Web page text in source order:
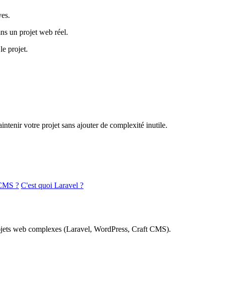
un projet web réel.
projet.
votre projet sans ajouter de complexité inutile.
? C'est quoi Laravel ?
web complexes (Laravel, WordPress, Craft CMS).